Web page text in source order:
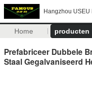
Hangzhou
Home producten
Prefabriceer Dubbele
Staal Gegalvaniseerd